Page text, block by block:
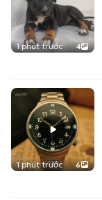
1 phút trước 4
1 phút trước 6